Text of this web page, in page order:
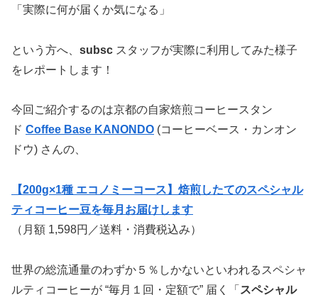
「実際に何が届くか気になる」
という方へ、 subsc スタッフが実際に利用してみた様子
をレポートします！
今回ご紹介するのは京都の自家焙煎コーヒースタン
ド Coffee Base KANONDO (コーヒーベース・カンオン
ドウ) さんの、
【200g×1種 エコノミーコース】焙煎したてのスペシャル
ティコーヒー豆を毎月お届けします
（月額 1,598円／送料・消費税込み）
世界の総流通量のわずか５％しかないといわれるスペシャ
ルティコーヒーが “毎月１回・定額で” 届く「 スペシャル